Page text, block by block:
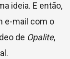
ideia. E então,
e-mail com o
de Opalite,